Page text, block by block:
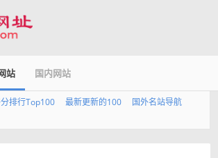
站 国内网站
排行Top100 最新更新的100
国外名站导航